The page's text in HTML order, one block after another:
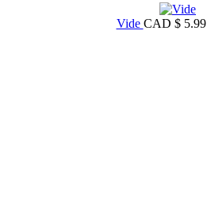
Vide CAD $ 5.99